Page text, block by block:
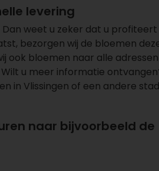
levering
weet u zeker dat u
bezorgen wij de bloemen
ook bloemen naar alle
u meer informatie
in Vlissingen of een andere
naar bijvoorbeeld de